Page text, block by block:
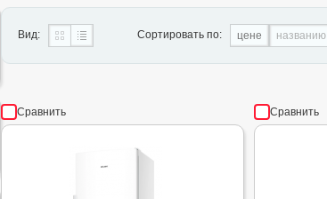
Вид: Сортировать по: цене названию
Сравнить Сравнить